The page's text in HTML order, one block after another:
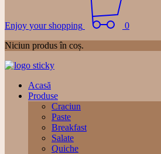
Enjoy your shopping
0
Niciun produs în coș.
Acasă
Produse
Craciun
Paste
Breakfast
Salate
Quiche